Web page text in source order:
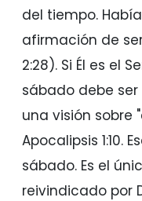
del tiempo.
afirmación de
2:28). Si Él es el
sábado debe
una visión sobre
Apocalipsis 1:10.
sábado. Es el
reivindicado por